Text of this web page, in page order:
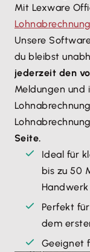
Mit Lexware
Lohnabrechnung
Unsere
du bleibst
jederzeit den
Meldungen
Seite.
Ideal für
bis zu 50
Perfekt
dem
Geeignet